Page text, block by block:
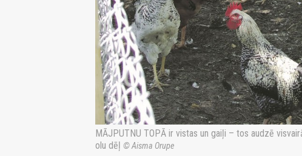
MĀJPUTNU TOPĀ ir vistas un gaiļi – tos audzē
olu dēļ © Aisma Orupe